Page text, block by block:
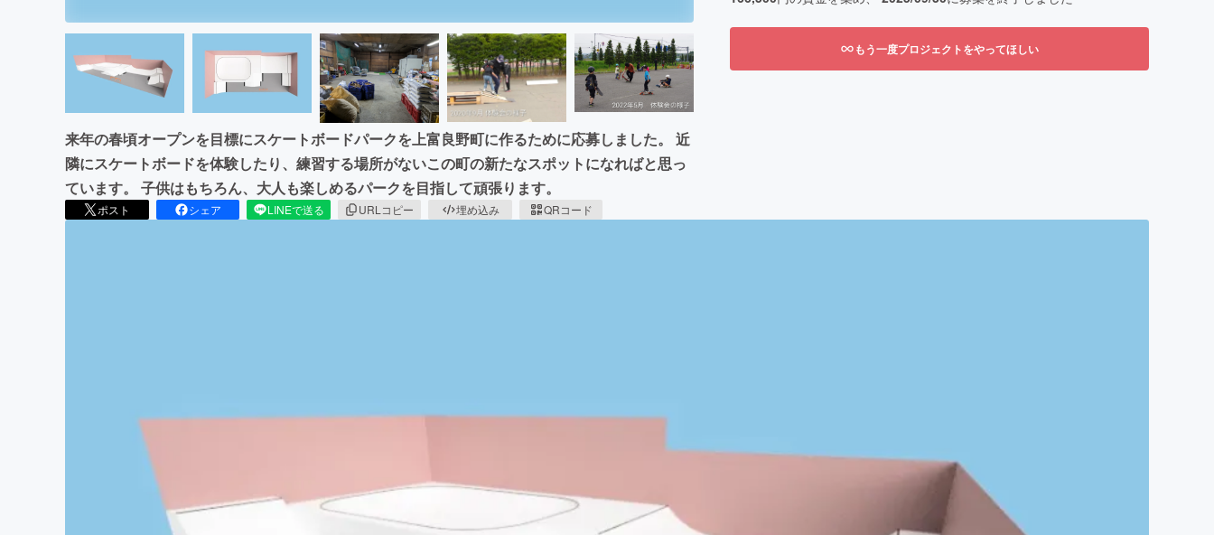
来年の春頃オープンを目標にスケートボードパークを上富良野町に作るために応募しました。 近
隣にスケートボードを体験したり、練習する場所がないこの町の新たなスポットになればと思っ
ています。 子供はもちろん、大人も楽しめるパークを目指して頑張ります。
ポスト シェア LINEで送る URLコピー 埋め込み QRコード
もう一度プロジェクトをやってほしい